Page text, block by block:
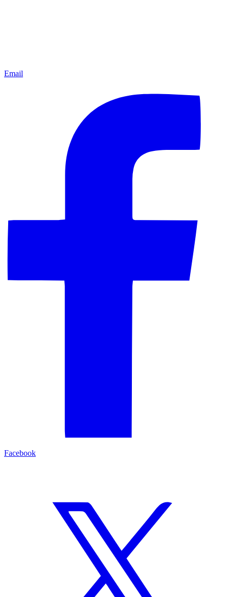
Email
Facebook